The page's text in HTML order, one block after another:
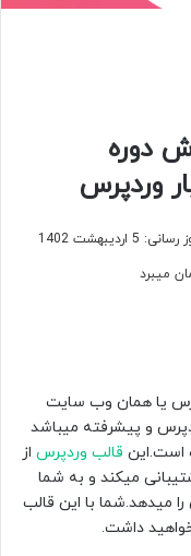
دوره
وردپرس
1402
یا همان وب سایت
و پیشرفته میباشد
است.این قالب وردپرس از
میکند و به شما
میدهد.شما با این قالب
خواهید داشت.